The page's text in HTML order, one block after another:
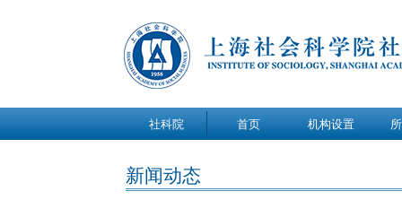
社科院 首页
机构设置
办公室
新闻动态